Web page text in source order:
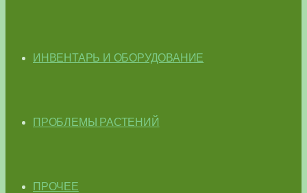
ИНВЕНТАРЬ И ОБОРУДОВАНИЕ
ПРОБЛЕМЫ РАСТЕНИЙ
ПРОЧЕЕ